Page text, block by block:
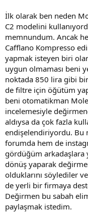
İlk olarak ben neden
C2 modelini
memnundum. Ancak
Cafflano Kompresso
yapmak isteyen biri
uygun olmaması beni
noktada 850 lira gibi
de filtre için öğütüm
beni otomatikman
incelemesiyle
aldıysa da çok fazla
endişelendiriyordu. Bu
forumda hem de
gördüğüm arkadaşlara
dönüş yaparak
olduklarını söylediler
de yerli bir firmaya
Değirmen bu sabah
paylaşmak istedim.